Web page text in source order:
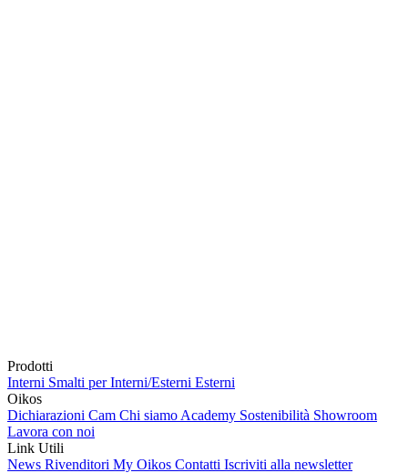
Prodotti
Interni Smalti per Interni/Esterni Esterni
Oikos
Dichiarazioni Cam Chi siamo Academy Sostenibilità Showroom
Lavora con noi
Link Utili
News Rivenditori My Oikos Contatti Iscriviti alla newsletter